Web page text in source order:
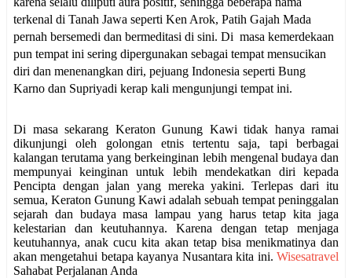
terkenal di Tanah Jawa seperti Ken Arok, Patih Gajah Mada
pernah bersemedi dan bermeditasi di sini. Di masa kemerdekaan
pun tempat ini sering dipergunakan sebagai tempat mensucikan
diri dan menenangkan diri, pejuang Indonesia seperti Bung
Karno dan Supriyadi kerap kali mengunjungi tempat ini.
Di masa sekarang Keraton Gunung Kawi tidak hanya ramai
dikunjungi oleh golongan etnis tertentu saja, tapi berbagai
kalangan terutama yang berkeinginan lebih mengenal budaya dan
mempunyai keinginan untuk lebih mendekatkan diri kepada
Pencipta dengan jalan yang mereka yakini. Terlepas dari itu
semua, Keraton Gunung Kawi adalah sebuah tempat peninggalan
sejarah dan budaya masa lampau yang harus tetap kita jaga
kelestarian dan keutuhannya. Karena dengan tetap menjaga
keutuhannya, anak cucu kita akan tetap bisa menikmatinya dan
akan mengetahui betapa kayanya Nusantara kita ini. Wisesatravel
Sahabat Perjalanan Anda